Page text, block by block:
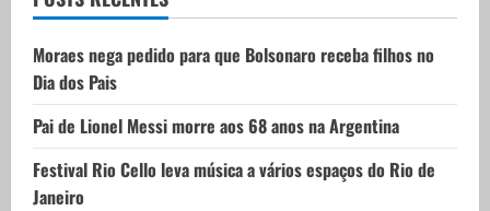
i
o
n
Moraes nega pedido para que Bolsonaro receba filhos no
Dia dos Pais
Pai de Lionel Messi morre aos 68 anos na Argentina
Festival Rio Cello leva música a vários espaços do Rio de
Janeiro